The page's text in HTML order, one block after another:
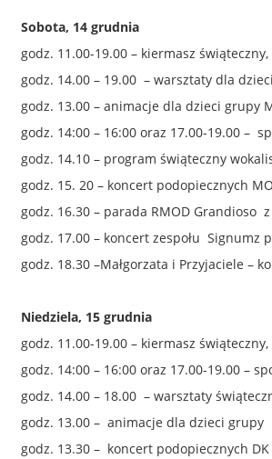
Sobota, 14 grudnia
godz. 11.00-19.00 – kiermasz
godz. 14.00 – 19.00 – warsztaty dla
godz. 13.00 – animacje dla dzieci grupy
godz. 14:00 – 16:00 oraz 17.00-19.00 –
godz. 14.10 – program świąteczny
godz. 15. 20 – koncert podopiecznych
godz. 16.30 – parada RMOD Grandioso
godz. 17.00 – koncert zespołu Signumz
godz. 18.30 –Małgorzata i Przyjaciele –
Niedziela, 15 grudnia
godz. 11.00-19.00 – kiermasz
godz. 14:00 – 16:00 oraz 17.00-19.00 –
godz. 14.00 – 18.00 – warsztaty
godz. 13.00 – animacje dla dzieci grupy
godz. 13.30 – koncert podopiecznych DK